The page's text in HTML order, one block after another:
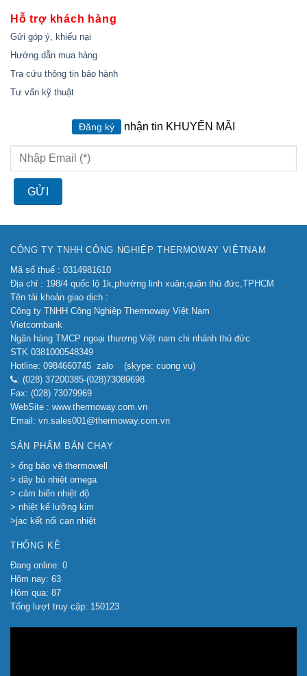
Hỗ trợ khách hàng
Gửi góp ý, khiếu nại
Hướng dẫn mua hàng
Tra cứu thông tin bảo hành
Tư vấn kỹ thuật
Đăng ký nhận tin KHUYẾN MÃI
CÔNG TY TNHH CÔNG NGHIỆP THERMOWAY VIỆTNAM
Mã số thuế : 0314981610
Địa chỉ : 198/4 quốc lộ 1k,phường linh xuân,quận thủ đức,TPHCM
Tên tài khoản giao dịch :
Công ty TNHH Công Nghiệp Thermoway Việt Nam
Vietcombank
Ngân hàng TMCP ngoại thương Việt nam chi nhánh thủ đức
STK 0381000548349
Hotline: 0984660745 zalo (skype: cuong vu)
: (028) 37200385-(028)73089698
Fax: (028) 73079969
WebSite : www.thermoway.com.vn
Email: vn.sales001@thermoway.com.vn
SẢN PHẨM BÁN CHẠY
> ống bảo vệ thermowell
> dây bù nhiệt omega
> cảm biến nhiệt độ
> nhiệt kế lưỡng kim
>jac kết nối can nhiệt
THỐNG KÊ
Đang online: 0
Hôm nay: 63
Hôm qua: 87
Tổng lượt truy cập: 150123